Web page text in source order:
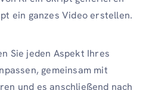
ein ganzes Video erstellen.
Sie jeden Aspekt Ihres
gemeinsam mit
und es anschließend nach